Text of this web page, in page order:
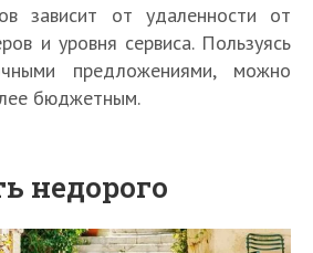
зависит от удаленности от
и уровня сервиса. Пользуясь
предложениями, можно
бюджетным.
недорого